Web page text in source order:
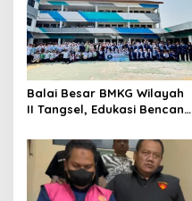
Balai Besar BMKG Wilayah
II Tangsel, Edukasi Bencana
kepada pelajar UPTD SMPN
23